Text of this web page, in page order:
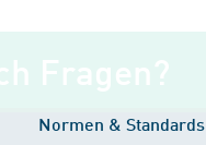
Normen & Standards
Fragen?